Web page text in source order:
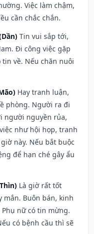
Việc làm chậm,
cần chắc chắn.
Tin vui sắp tới,
Đi công việc gặp
về. Nếu chăn nuôi
Hay tranh luận,
phòng. Người ra đi
người nguyền rủa,
như hội họp, tranh
này. Nếu bắt buộc
để hạn ché gây ẩu
Là giờ rất tốt
Buôn bán, kinh
nữ có tin mừng.
có bệnh cầu thì sẽ